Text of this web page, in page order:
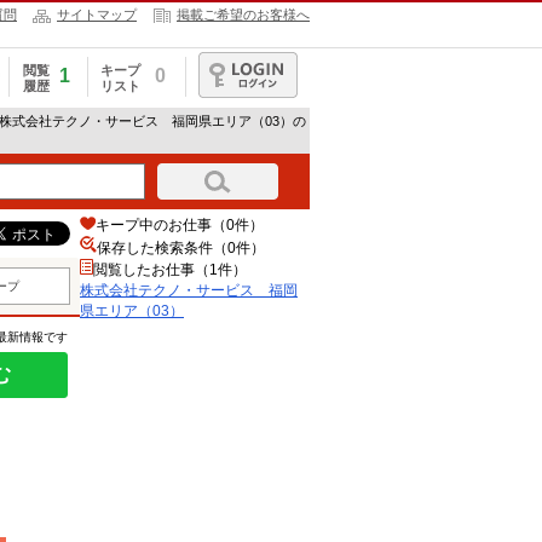
問 サイトマップ 掲載ご希望のお客様へ
閲覧
履歴
1
キープ
リスト
0
ログイン
式会社テクノ・サービス 福岡県エリア（03）の
プ
新情報です
キープ中のお仕事（0件）
保存した検索条件（0件）
閲覧したお仕事（1件）
株式会社テクノ・サービス 福岡
県エリア（03）